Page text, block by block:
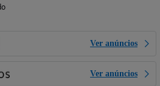
Ver anúncios
Ver anúncios